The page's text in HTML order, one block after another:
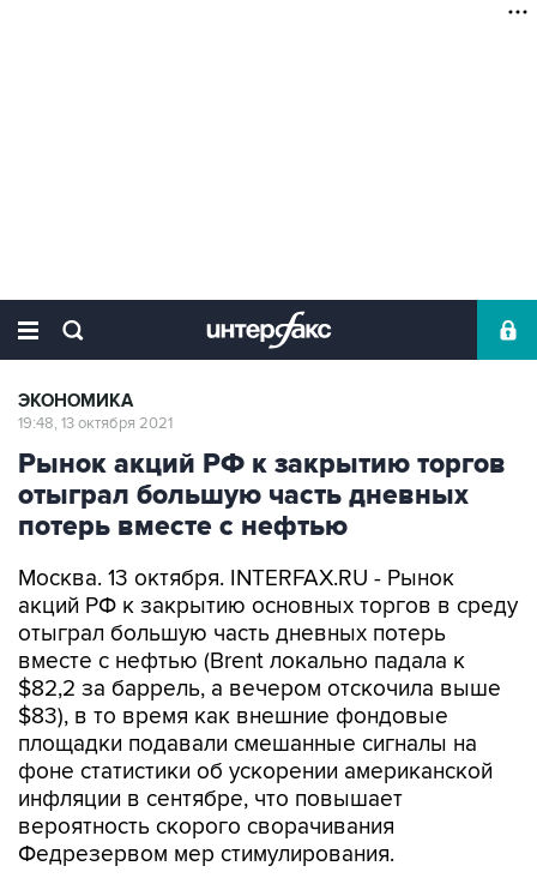
ЭКОНОМИКА
19:48, 13 октября 2021
Рынок акций РФ к закрытию торгов
отыграл большую часть дневных
потерь вместе с нефтью
Москва. 13 октября. INTERFAX.RU - Рынок
акций РФ к закрытию основных торгов в среду
отыграл большую часть дневных потерь
вместе с нефтью (Brent локально падала к
$82,2 за баррель, а вечером отскочила выше
$83), в то время как внешние фондовые
площадки подавали смешанные сигналы на
фоне статистики об ускорении американской
инфляции в сентябре, что повышает
вероятность скорого сворачивания
Федрезервом мер стимулирования.